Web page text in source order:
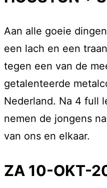
Aan alle goeie
een lach en een
tegen een van de
getalenteerde
Nederland. Na 4 full
nemen de jongens
van ons en elkaar.
ZA 10-OKT-